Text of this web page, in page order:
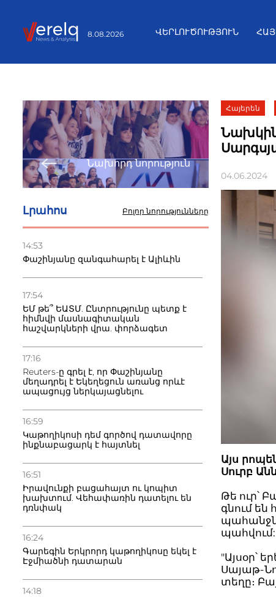
8.08.2026 ՎԵՐԼՈՒԾՈՒԹՅՈՒՆ
Նախորդ նորություն
Լրահոս Բոլոր նորությունները
14:53
Փաշինյանը զանգահարել է Ալիևին
17:54
ԵՄ թե՞ ԵԱՏՄ. Ընտրությունը պետք է
հիմնվի մասնագիտական
հաշվարկների վրա. փորձագետ
17:16
Reuters-ը գրել է, որ Փաշինյանը
մեղադրել է Եկեղեցուն առանց որևէ
ապացույց ներկայացնելու
16:59
Կաթողիկոսի դեմ գործով դատավորը
ինքնաբացարկ է հայտնել
16:51
Իրավունքի բացահայտ ու կոպիտ
խախտում. Վեհափառին դատելու են
դռնփակ
16:24
Գարեգին Երկրորդ կաթողիկոսը եկել է
Էջմիածնի դատարան
14:18
Հայերեն
04.06.2024
Այս
Սուրբ
Թե ուր՝
գնում են
պահվում:
"Այսօր՝
Սայաթ-
տեղը։